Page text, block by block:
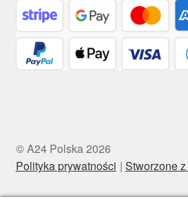
© A24 Polska 2026
Polityka prywatności
Stworzone